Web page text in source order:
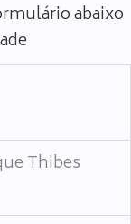
abaixo
Thibes